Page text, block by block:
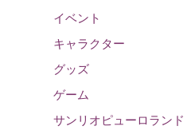
イベント
キャラクター
グッズ
ゲーム
サンリオピューロランド